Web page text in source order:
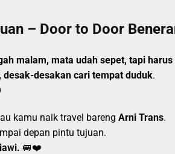
– Door to Door
malam, mata udah sepet, tapi
desak-desakan cari tempat duduk.
kamu naik travel bareng Arni Trans.
depan pintu tujuan.
🚐❤️